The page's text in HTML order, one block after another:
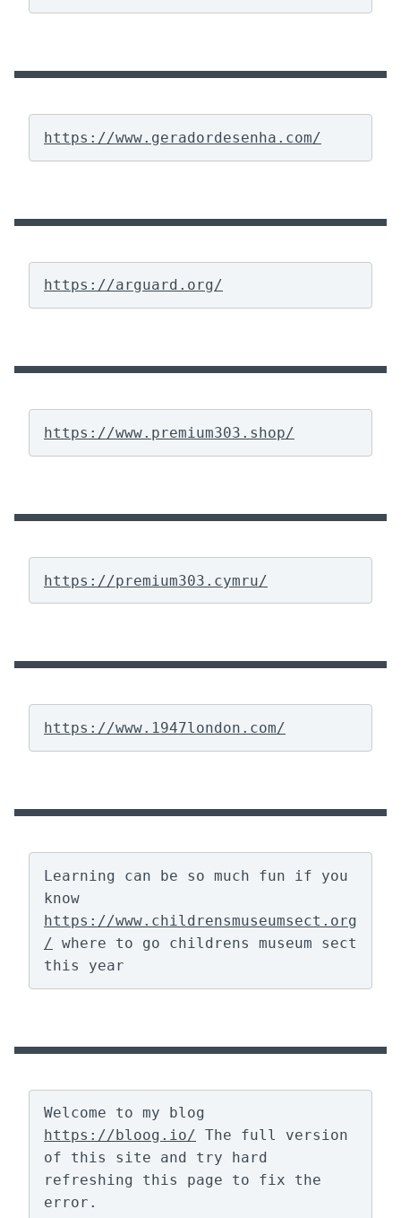
https://www.geradordesenha.com/
https://arguard.org/
https://www.premium303.shop/
https://premium303.cymru/
https://www.1947london.com/
Learning can be so much fun if you
https://www.childrensmuseumsect.org
/ where to go childrens museum sect
this year
https://bloog.io/ The full version
of this site and try hard
refreshing this page to fix the
error.